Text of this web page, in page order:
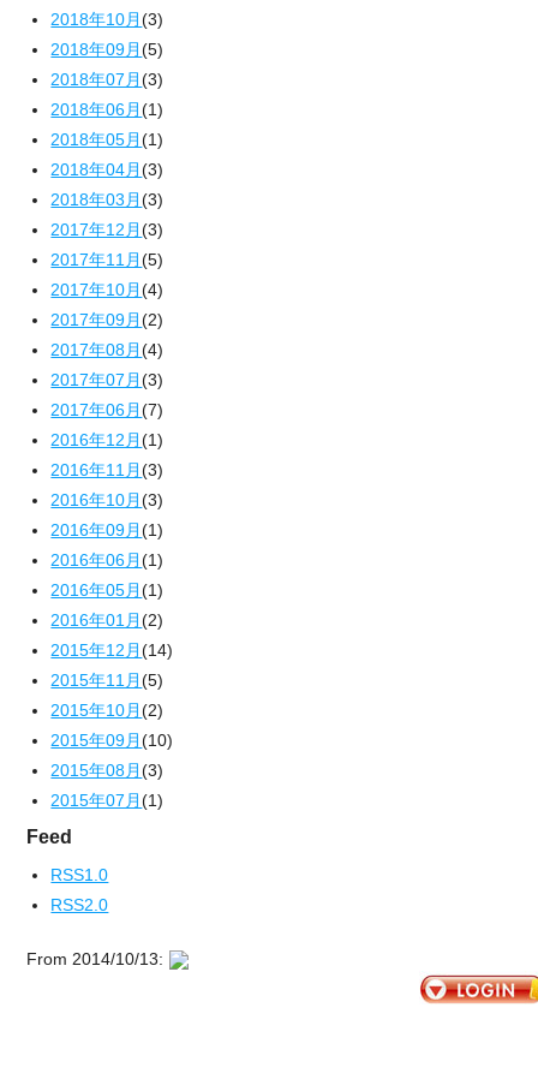
2018年10月(3)
2018年09月(5)
2018年07月(3)
2018年06月(1)
2018年05月(1)
2018年04月(3)
2018年03月(3)
2017年12月(3)
2017年11月(5)
2017年10月(4)
2017年09月(2)
2017年08月(4)
2017年07月(3)
2017年06月(7)
2016年12月(1)
2016年11月(3)
2016年10月(3)
2016年09月(1)
2016年06月(1)
2016年05月(1)
2016年01月(2)
2015年12月(14)
2015年11月(5)
2015年10月(2)
2015年09月(10)
2015年08月(3)
2015年07月(1)
Feed
RSS1.0
RSS2.0
From 2014/10/13: